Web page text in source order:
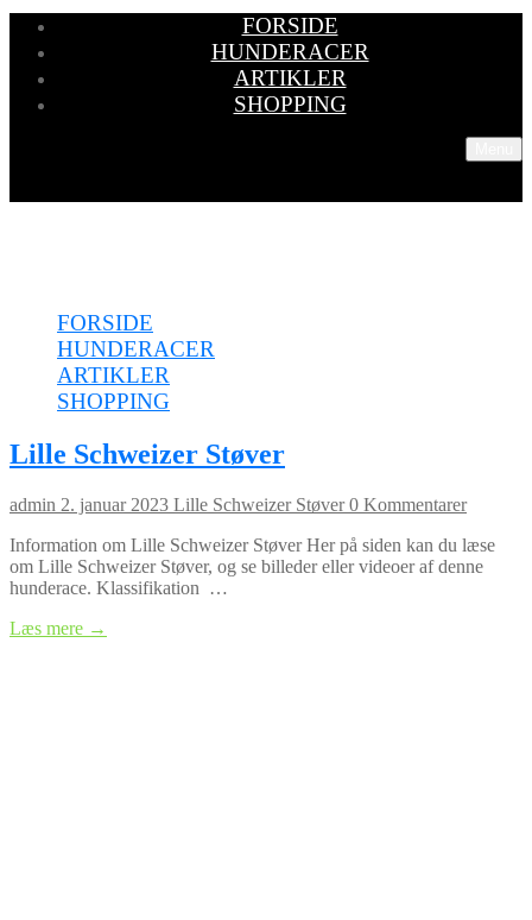
FORSIDE
HUNDERACER
ARTIKLER
SHOPPING
FORSIDE
HUNDERACER
ARTIKLER
SHOPPING
Lille Schweizer Støver
admin 2. januar 2023 Lille Schweizer Støver0 Kommentarer
Information om Lille Schweizer Støver Her på siden kan du læse
om Lille Schweizer Støver, og se billeder eller videoer af denne
hunderace. Klassifikation …
Læs mere →